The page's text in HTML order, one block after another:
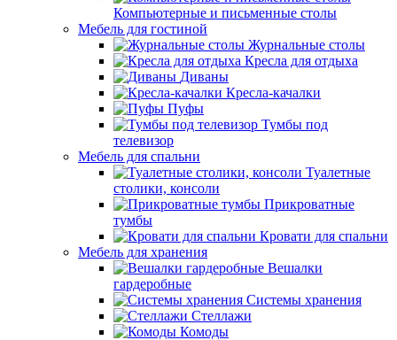
Компьютерные и письменные столы
Мебель для гостиной
Журнальные столы
Кресла для отдыха
Диваны
Кресла-качалки
Пуфы
Тумбы под
телевизор
Мебель для спальни
Туалетные
столики, консоли
Прикроватные
тумбы
Кровати для спальни
Мебель для хранения
Вешалки
гардеробные
Системы хранения
Стеллажи
Комоды